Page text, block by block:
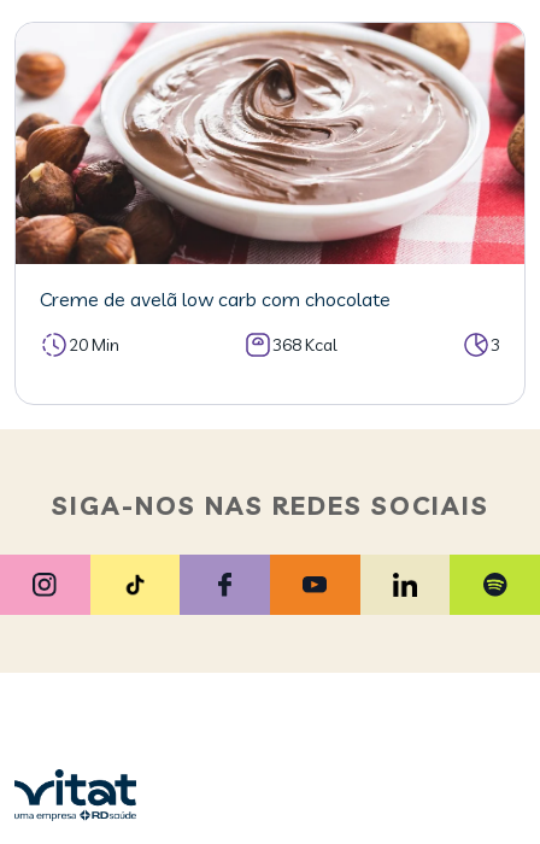
Creme de avelã low carb com chocolate
20 Min 368 Kcal 3
SIGA-NOS NAS REDES SOCIAIS